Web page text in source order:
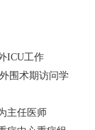
ICU工作
围术期访问学
主任医师